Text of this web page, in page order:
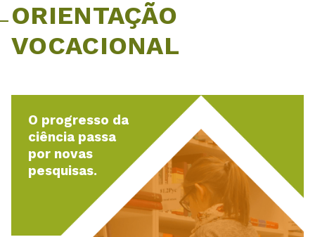
ORIENTAÇÃO
VOCACIONAL
O progresso da
ciência passa
por novas
pesquisas.